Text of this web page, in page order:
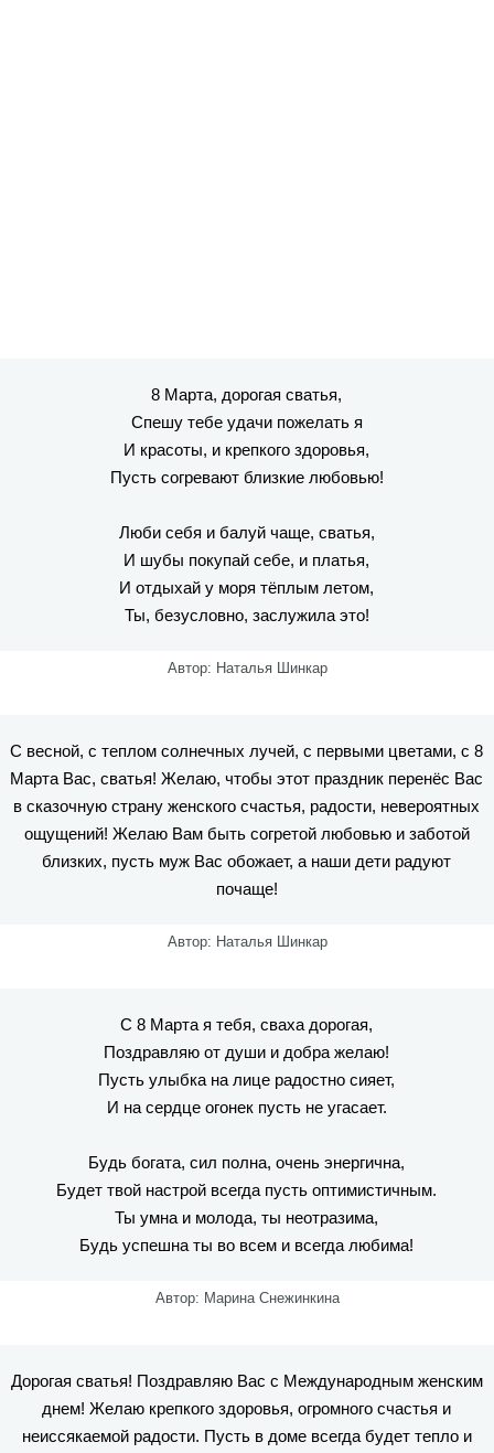
8 Марта, дорогая сватья,
Спешу тебе удачи пожелать я
И красоты, и крепкого здоровья,
Пусть согревают близкие любовью!
Люби себя и балуй чаще, сватья,
И шубы покупай себе, и платья,
И отдыхай у моря тёплым летом,
Ты, безусловно, заслужила это!
Автор: Наталья Шинкар
С весной, с теплом солнечных лучей, с первыми цветами, с 8
Марта Вас, сватья! Желаю, чтобы этот праздник перенёс Вас
в сказочную страну женского счастья, радости, невероятных
ощущений! Желаю Вам быть согретой любовью и заботой
близких, пусть муж Вас обожает, а наши дети радуют
почаще!
Автор: Наталья Шинкар
С 8 Марта я тебя, сваха дорогая,
Поздравляю от души и добра желаю!
Пусть улыбка на лице радостно сияет,
И на сердце огонек пусть не угасает.
Будь богата, сил полна, очень энергична,
Будет твой настрой всегда пусть оптимистичным.
Ты умна и молода, ты неотразима,
Будь успешна ты во всем и всегда любима!
Автор: Марина Снежинкина
Дорогая сватья! Поздравляю Вас с Международным женским
днем! Желаю крепкого здоровья, огромного счастья и
неиссякаемой радости. Пусть в доме всегда будет тепло и